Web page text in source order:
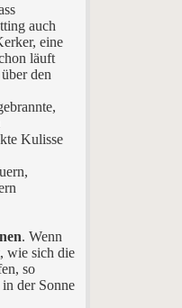
auch
eine
läuft
den
Kulisse
. Wenn
wie sich die
so
der Sonne